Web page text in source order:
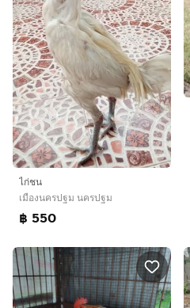
ไก่ชน
เมืองนครปฐม นครปฐม
฿ 550